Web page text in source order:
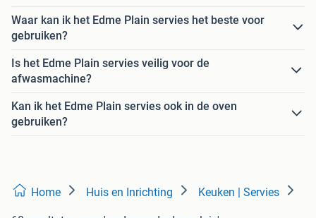
Waar kan ik het Edme Plain servies het beste voor
gebruiken?
Is het Edme Plain servies veilig voor de
afwasmachine?
Kan ik het Edme Plain servies ook in de oven
gebruiken?
Home Huis en Inrichting Keuken | Servies